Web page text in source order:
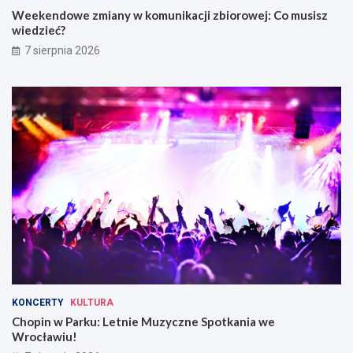
W
r
o
a
w
i
u
Weekendowe zmiany w komunikacji zbiorowej: Co musisz
wiedzieć?
7 sierpnia 2026
KONCERTY KULTURA
Chopin w Parku: Letnie Muzyczne Spotkania we
Wrocławiu!